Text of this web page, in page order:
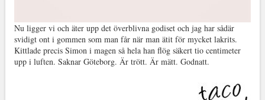
Nu ligger vi och äter upp det överblivna godiset och jag har sådär
svidigt ont i gommen som man får när man ätit för mycket lakrits.
Kittlade precis Simon i magen så hela han flög säkert tio centimeter
upp i luften. Saknar Göteborg. Är trött. Är mätt. Godnatt.